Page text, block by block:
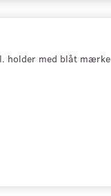
holder med blåt mærke